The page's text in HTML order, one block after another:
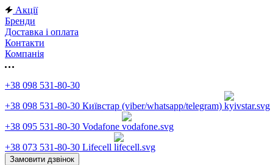
Акції
Бренди
Доставка і оплата
Контакти
Компанія
+38 098 531-80-30
+38 098 531-80-30 Київстар (viber/whatsapp/telegram)
+38 095 531-80-30 Vodafone
+38 073 531-80-30 Lifecell
Замовити дзвінок